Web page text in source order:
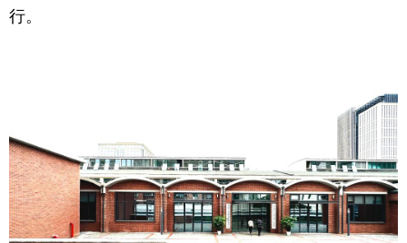
数字经济
学术中国 乡村振兴 溯源中国
城市 旅游 能源 会展
彩票 娱乐 时尚 悦读
行。